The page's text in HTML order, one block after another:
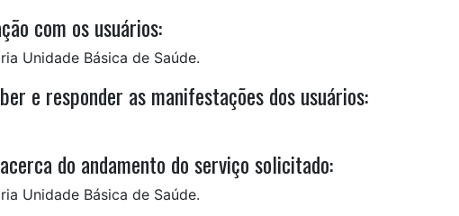
com os usuários:
Unidade Básica de Saúde.
e responder as manifestações dos usuários:
do andamento do serviço solicitado:
Unidade Básica de Saúde.